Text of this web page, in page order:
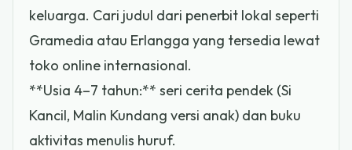
keluarga. Cari judul dari penerbit lokal seperti
Gramedia atau Erlangga yang tersedia lewat
toko online internasional.
**Usia 4–7 tahun:** seri cerita pendek (Si
Kancil, Malin Kundang versi anak) dan buku
aktivitas menulis huruf.